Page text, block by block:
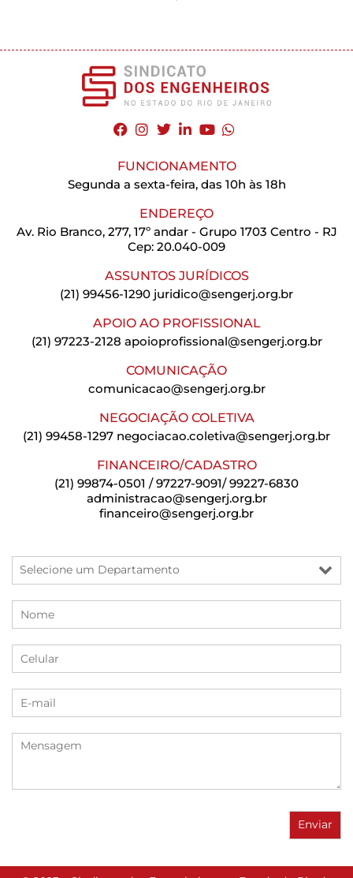
FUNCIONAMENTO
Segunda a sexta-feira, das 10h às 18h
ENDEREÇO
Av. Rio Branco, 277, 17º andar - Grupo 1703 Centro - RJ
Cep: 20.040-009
ASSUNTOS JURÍDICOS
(21) 99456-1290 juridico@sengerj.org.br
APOIO AO PROFISSIONAL
(21) 97223-2128 apoioprofissional@sengerj.org.br
COMUNICAÇÃO
comunicacao@sengerj.org.br
NEGOCIAÇÃO COLETIVA
(21) 99458-1297 negociacao.coletiva@sengerj.org.br
FINANCEIRO/CADASTRO
(21) 99874-0501 / 97227-9091/ 99227-6830
administracao@sengerj.org.br
financeiro@sengerj.org.br